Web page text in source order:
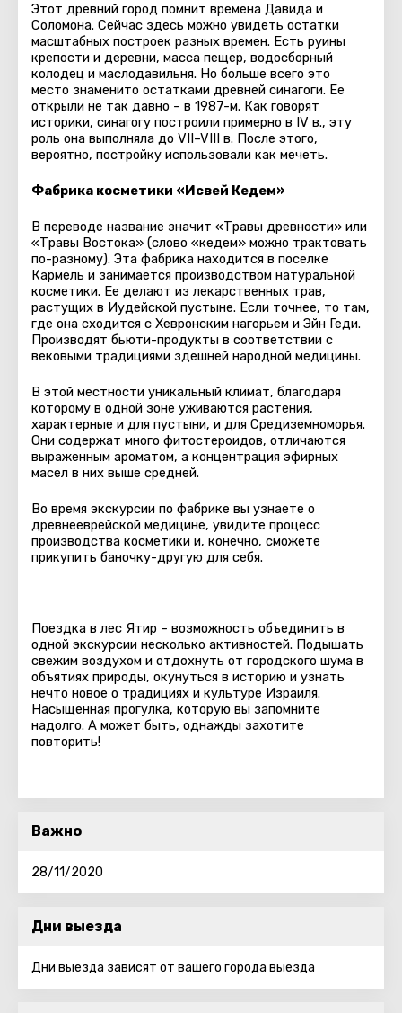
Этот древний город помнит времена Давида и
Соломона. Сейчас здесь можно увидеть остатки
масштабных построек разных времен. Есть руины
крепости и деревни, масса пещер, водосборный
колодец и маслодавильня. Но больше всего это
место знаменито остатками древней синагоги. Ее
открыли не так давно – в 1987-м. Как говорят
историки, синагогу построили примерно в IV в., эту
роль она выполняла до VII–VIII в. После этого,
вероятно, постройку использовали как мечеть.
Фабрика косметики «Исвей Кедем»
В переводе название значит «Травы древности» или
«Травы Востока» (слово «кедем» можно трактовать
по-разному). Эта фабрика находится в поселке
Кармель и занимается производством натуральной
косметики. Ее делают из лекарственных трав,
растущих в Иудейской пустыне. Если точнее, то там,
где она сходится с Хевронским нагорьем и Эйн Геди.
Производят бьюти-продукты в соответствии с
вековыми традициями здешней народной медицины.
В этой местности уникальный климат, благодаря
которому в одной зоне уживаются растения,
характерные и для пустыни, и для Средиземноморья.
Они содержат много фитостероидов, отличаются
выраженным ароматом, а концентрация эфирных
масел в них выше средней.
Во время экскурсии по фабрике вы узнаете о
древнееврейской медицине, увидите процесс
производства косметики и, конечно, сможете
прикупить баночку-другую для себя.
Поездка в лес Ятир – возможность объединить в
одной экскурсии несколько активностей. Подышать
свежим воздухом и отдохнуть от городского шума в
объятиях природы, окунуться в историю и узнать
нечто новое о традициях и культуре Израиля.
Насыщенная прогулка, которую вы запомните
надолго. А может быть, однажды захотите
повторить!
Важно
28/11/2020
Дни выезда
Дни выезда зависят от вашего города выезда